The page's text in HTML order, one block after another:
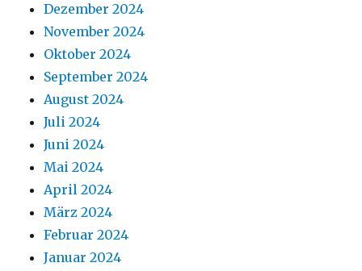
Dezember 2024
November 2024
Oktober 2024
September 2024
August 2024
Juli 2024
Juni 2024
Mai 2024
April 2024
März 2024
Februar 2024
Januar 2024